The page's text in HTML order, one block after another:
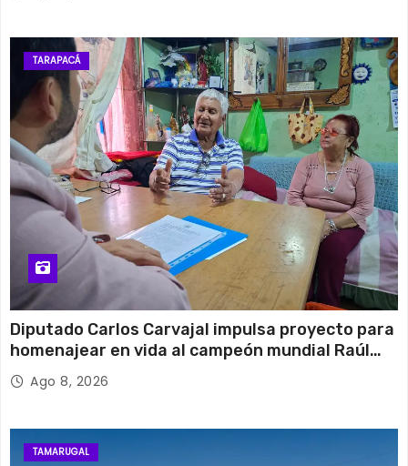
TARAPACÁ
Diputado Carlos Carvajal impulsa proyecto para
homenajear en vida al campeón mundial Raúl
Choque
Ago 8, 2026
TAMARUGAL